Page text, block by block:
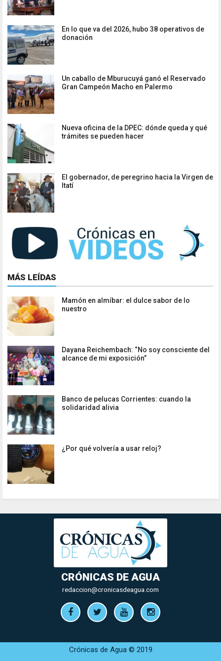
En lo que va del 2026, hubo 38 operativos de
donación
Un caballo de Mburucuyá ganó el Reservado
Gran Campeón Macho en Palermo
Nueva oficina de la DPEC: dónde queda y qué
trámites se pueden hacer
El gobernador, de peregrino hacia la Virgen de
Itatí
MÁS LEÍDAS
Mamón en almíbar: el dulce sabor de lo
nuestro
Dayana Reichembach: “No soy consciente del
alcance de mi exposición”
Banco de pelucas Corrientes: cuando la
solidaridad alivia
¿Por qué volvería a usar reloj?
CRÓNICAS DE AGUA
redaccion@cronicasdeagua.com
Crónicas de Agua © 2019